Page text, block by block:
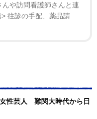
人間としては芯から
事に思っていたんです
えた。お相手とはカ
23歳で結婚していたこ
プを踏んでいたのに、
ったものだから、人生
があった」と振り返
や訪問看護師さんと連
往診の手配、薬品請
女性芸人 難関大時代から日